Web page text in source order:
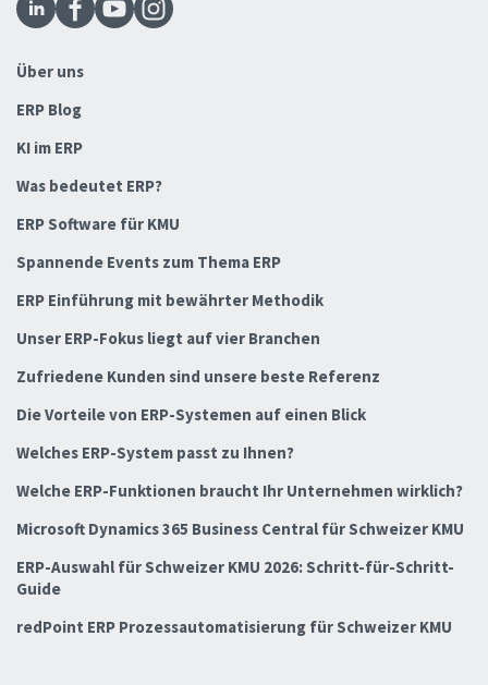
Über uns
ERP Blog
KI im ERP
Was bedeutet ERP?
ERP Software für KMU
Spannende Events zum Thema ERP
ERP Einführung mit bewährter Methodik
Unser ERP-Fokus liegt auf vier Branchen
Zufriedene Kunden sind unsere beste Referenz
Die Vorteile von ERP-Systemen auf einen Blick
Welches ERP-System passt zu Ihnen?
Welche ERP-Funktionen braucht Ihr Unternehmen wirklich?
Microsoft Dynamics 365 Business Central für Schweizer KMU
ERP-Auswahl für Schweizer KMU 2026: Schritt-für-Schritt-
Guide
redPoint ERP Prozessautomatisierung für Schweizer KMU